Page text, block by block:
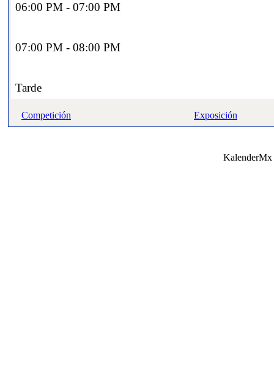
06:00 PM - 07:00 PM
07:00 PM - 08:00 PM
Tarde
Competición Exposición
KalenderMx